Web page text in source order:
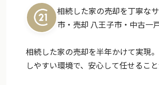
相続した家の売却を丁寧な
市・売却 八王子市・中古一
相続した家の売却を半年かけて実現
しやすい環境で、安心して任せること